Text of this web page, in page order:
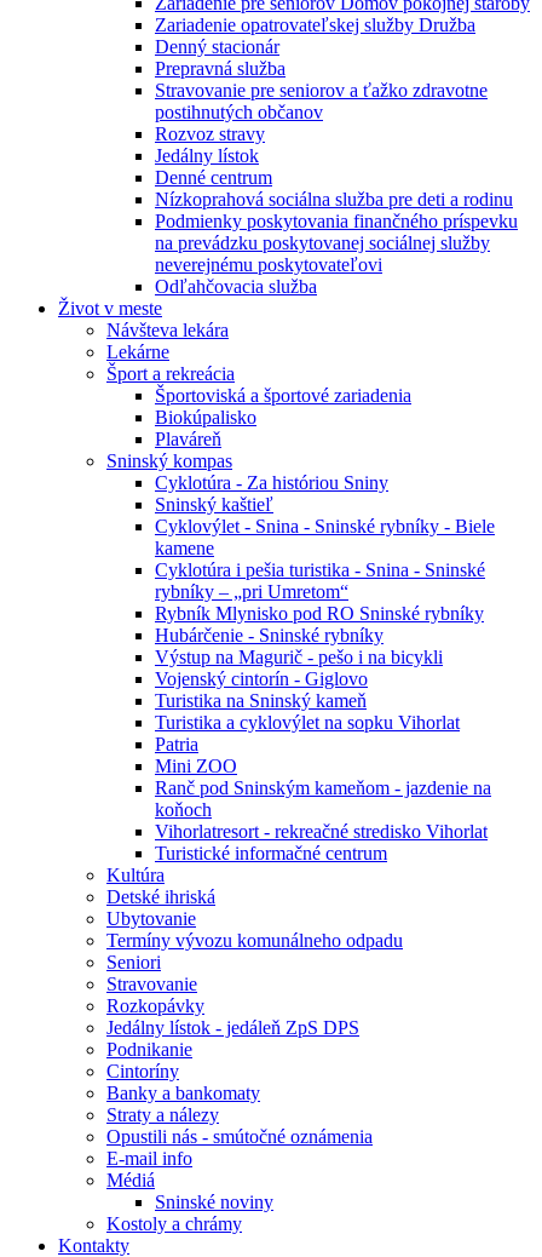
Zariadenie opatrovateľskej služby Družba
Denný stacionár
Prepravná služba
Stravovanie pre seniorov a ťažko zdravotne
postihnutých občanov
Rozvoz stravy
Jedálny lístok
Denné centrum
Nízkoprahová sociálna služba pre deti a rodinu
Podmienky poskytovania finančného príspevku
na prevádzku poskytovanej sociálnej služby
neverejnému poskytovateľovi
Odľahčovacia služba
Život v meste
Návšteva lekára
Lekárne
Šport a rekreácia
Športoviská a športové zariadenia
Biokúpalisko
Plaváreň
Sninský kompas
Cyklotúra - Za históriou Sniny
Sninský kaštieľ
Cyklovýlet - Snina - Sninské rybníky - Biele
kamene
Cyklotúra i pešia turistika - Snina - Sninské
rybníky – „pri Umretom“
Rybník Mlynisko pod RO Sninské rybníky
Hubárčenie - Sninské rybníky
Výstup na Magurič - pešo i na bicykli
Vojenský cintorín - Giglovo
Turistika na Sninský kameň
Turistika a cyklovýlet na sopku Vihorlat
Patria
Mini ZOO
Ranč pod Sninským kameňom - jazdenie na
koňoch
Vihorlatresort - rekreačné stredisko Vihorlat
Turistické informačné centrum
Kultúra
Detské ihriská
Ubytovanie
Termíny vývozu komunálneho odpadu
Seniori
Stravovanie
Rozkopávky
Jedálny lístok - jedáleň ZpS DPS
Podnikanie
Cintoríny
Banky a bankomaty
Straty a nálezy
Opustili nás - smútočné oznámenia
E-mail info
Médiá
Sninské noviny
Kostoly a chrámy
Kontakty